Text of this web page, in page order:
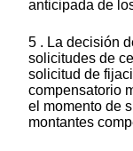
anticipada de
5 . La decisión
solicitudes de
solicitud de
compensatorio
el momento de
montantes